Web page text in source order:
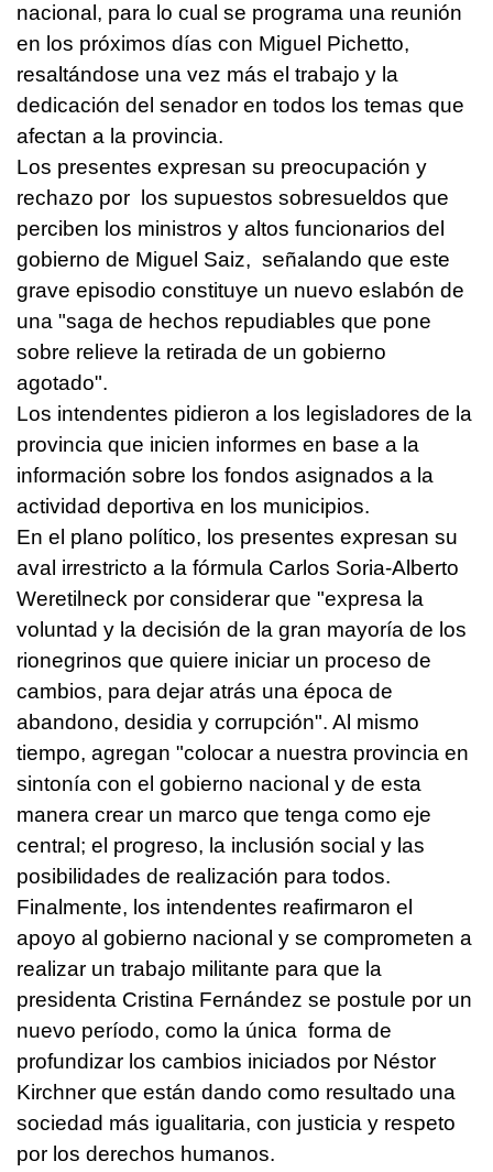
nacional, para lo cual se programa una reunión
en los próximos días con Miguel Pichetto,
resaltándose una vez más el trabajo y la
dedicación del senador en todos los temas que
afectan a la provincia.
Los presentes expresan su preocupación y
rechazo por los supuestos sobresueldos que
perciben los ministros y altos funcionarios del
gobierno de Miguel Saiz, señalando que este
grave episodio constituye un nuevo eslabón de
una "saga de hechos repudiables que pone
sobre relieve la retirada de un gobierno
agotado".
Los intendentes pidieron a los legisladores de la
provincia que inicien informes en base a la
información sobre los fondos asignados a la
actividad deportiva en los municipios.
En el plano político, los presentes expresan su
aval irrestricto a la fórmula Carlos Soria-Alberto
Weretilneck por considerar que "expresa la
voluntad y la decisión de la gran mayoría de los
rionegrinos que quiere iniciar un proceso de
cambios, para dejar atrás una época de
abandono, desidia y corrupción". Al mismo
tiempo, agregan "colocar a nuestra provincia en
sintonía con el gobierno nacional y de esta
manera crear un marco que tenga como eje
central; el progreso, la inclusión social y las
posibilidades de realización para todos.
Finalmente, los intendentes reafirmaron el
apoyo al gobierno nacional y se comprometen a
realizar un trabajo militante para que la
presidenta Cristina Fernández se postule por un
nuevo período, como la única forma de
profundizar los cambios iniciados por Néstor
Kirchner que están dando como resultado una
sociedad más igualitaria, con justicia y respeto
por los derechos humanos.